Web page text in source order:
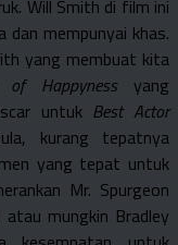
Will Smith di film ini
dan mempunyai khas.
yang membuat kita
Happynessyang
untuk Best Actor
kurang tepatnya
yang tepat untuk
Mr. Spurgeon
mungkin Bradley